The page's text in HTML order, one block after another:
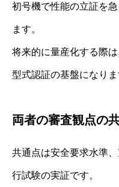
初号機で性能の立証を
ます。
将来的に量産化する際
型式認証の基盤になりま
両者の審査観点の
共通点は安全要求水準
行試験の実証です。